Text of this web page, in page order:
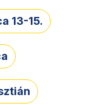
13-15.